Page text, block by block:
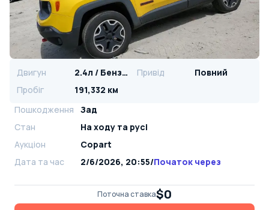
Двигун 2.4л / Бензин Привід
Повний
Пробіг
191,332 км
Пошкодження
Зад
Стан
На ​​ходу та русі
Аукціон
Copart
Дата та час
2/6/2026, 20:55/Початок через
Поточна ставка$0